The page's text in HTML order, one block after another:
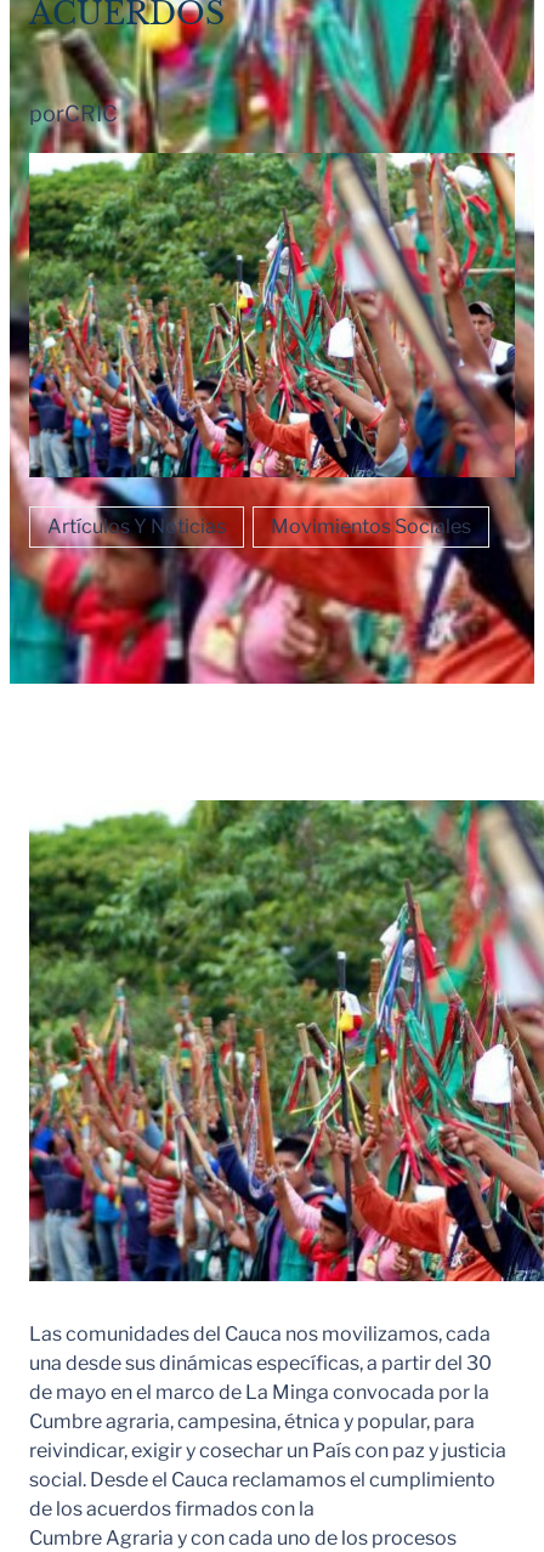
ACUERDOS
porCRIC
Artículos Y Noticias Movimientos Sociales
Las comunidades del Cauca nos movilizamos, cada
una desde sus dinámicas específicas, a partir del 30
de mayo en el marco de La Minga convocada por la
Cumbre agraria, campesina, étnica y popular, para
reivindicar, exigir y cosechar un País con paz y justicia
social. Desde el Cauca reclamamos el cumplimiento
de los acuerdos firmados con la
Cumbre Agraria y con cada uno de los procesos